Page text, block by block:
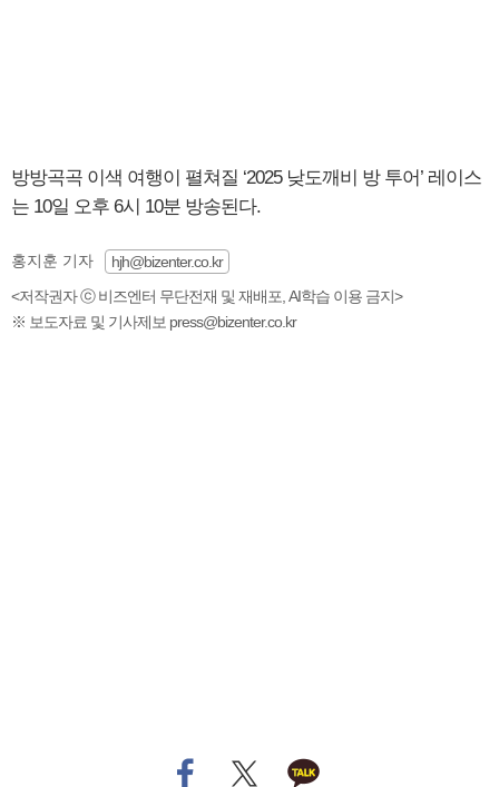
방방곡곡 이색 여행이 펼쳐질 ‘2025 낮도깨비 방 투어’ 레이스
는 10일 오후 6시 10분 방송된다.
홍지훈 기자
hjh@bizenter.co.kr
<저작권자 ⓒ 비즈엔터 무단전재 및 재배포, AI학습 이용 금지>
※ 보도자료 및 기사제보 press@bizenter.co.kr